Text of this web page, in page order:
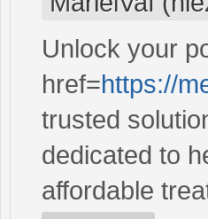
Unlock your
href=https://
trusted
dedicated to
affordable